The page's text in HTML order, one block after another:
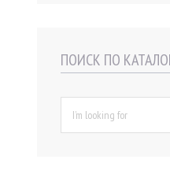
ПОИСК ПО